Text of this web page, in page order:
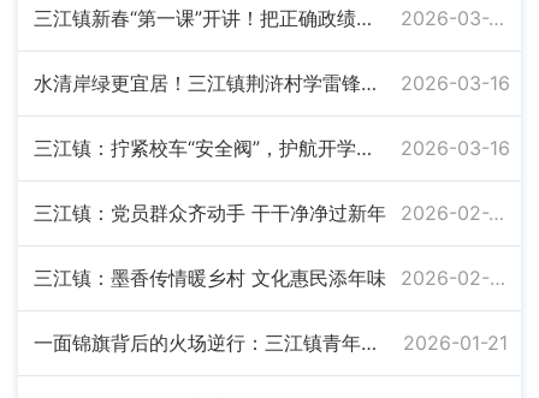
三江镇新春“第一课”开讲！把正确政绩观扎根基层 2026-03-25
水清岸绿更宜居！三江镇荆浒村学雷锋护河志愿服务暖人心 2026-03-16
三江镇：拧紧校车“安全阀”，护航开学平安路 2026-03-16
三江镇：党员群众齐动手 干干净净过新年 2026-02-25
三江镇：墨香传情暖乡村 文化惠民添年味 2026-02-02
一面锦旗背后的火场逆行：三江镇青年干部寒夜救火显担当 2026-01-21